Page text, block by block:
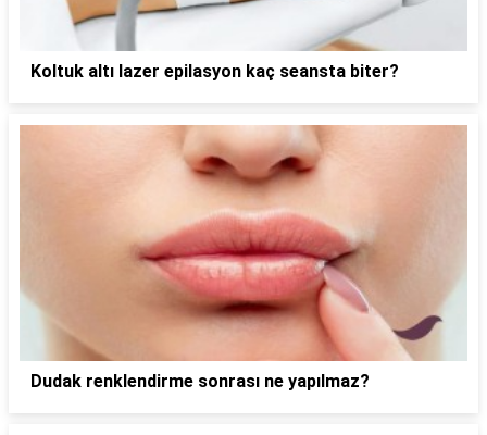
Koltuk altı lazer epilasyon kaç seansta biter?
Dudak renklendirme sonrası ne yapılmaz?